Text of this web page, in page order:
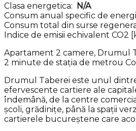
Clasa energetica: N/A
Consum anual specific de
Consum total din surse
Indice de emisii echivalent CO2
Apartament 2 camere, Drumul
2 minute de stația de metrou
Drumul Taberei este unul
efervescente cartiere ale
îndemână, de la centre
școli, grădinițe, până la spații
cartierele bucureștene care